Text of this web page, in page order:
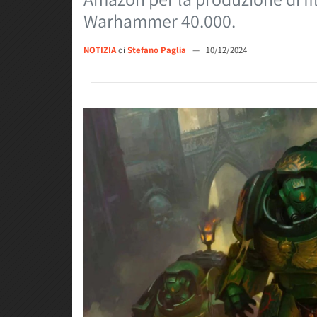
Warhammer 40.000.
NOTIZIAdi Stefano Paglia — 10/12/2024